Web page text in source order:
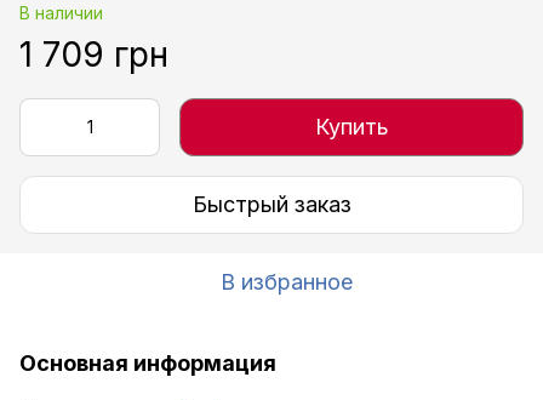
В наличии
1 709 грн
Купить
Быстрый заказ
В избранное
Основная информация